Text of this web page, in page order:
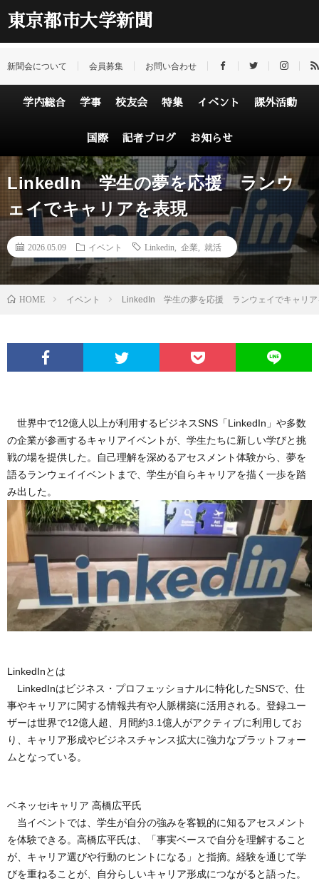
東京都市大学新聞
新聞会について 会員募集 お問い合わせ
学内総合 学事 校友会 特集 イベント 課外活動
国際 記者ブログ お知らせ
LinkedIn 学生の夢を応援 ランウ
ェイでキャリアを表現
2026.05.09 イベント Linkedin 企業 就活
HOME イベント LinkedIn 学生の夢を応援 ランウェイでキャリア
世界中で12億人以上が利用するビジネスSNS「LinkedIn」や多数
の企業が参画するキャリアイベントが、学生たちに新しい学びと挑
戦の場を提供した。自己理解を深めるアセスメント体験から、夢を
語るランウェイイベントまで、学生が自らキャリアを描く一歩を踏
み出した。
LinkedInとは
LinkedInはビジネス・プロフェッショナルに特化したSNSで、仕
事やキャリアに関する情報共有や人脈構築に活用される。登録ユー
ザーは世界で12億人超、月間約3.1億人がアクティブに利用してお
り、キャリア形成やビジネスチャンス拡大に強力なプラットフォー
ムとなっている。
ベネッセiキャリア 高橋広平氏
当イベントでは、学生が自分の強みを客観的に知るアセスメント
を体験できる。高橋広平氏は、「事実ベースで自分を理解すること
が、キャリア選びや行動のヒントになる」と指摘。経験を通じて学
びを重ねることが、自分らしいキャリア形成につながると語った。